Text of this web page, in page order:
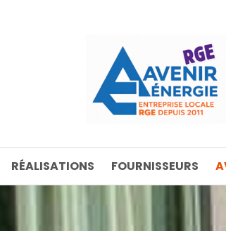
RÉALISATIONS FOURNISSEURS